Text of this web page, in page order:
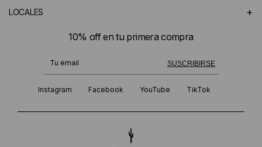
LOCALES +
10% off en tu primera compra
SUSCRIBIRSE
¡Te suscribiste exitosamente!
Instagram Facebook YouTube TikTok